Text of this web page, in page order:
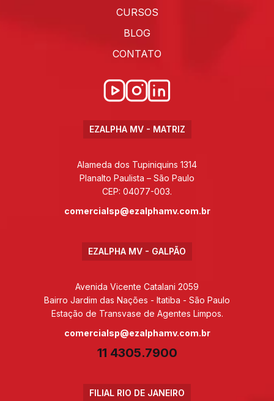
CURSOS
BLOG
CONTATO
EZALPHA MV - MATRIZ
Alameda dos Tupiniquins 1314
Planalto Paulista – São Paulo
CEP: 04077-003.
comercialsp@ezalphamv.com.br
EZALPHA MV - GALPÃO
Avenida Vicente Catalani 2059
Bairro Jardim das Nações - Itatiba - São Paulo
Estação de Transvase de Agentes Limpos.
comercialsp@ezalphamv.com.br
11 4305.7900
FILIAL RIO DE JANEIRO